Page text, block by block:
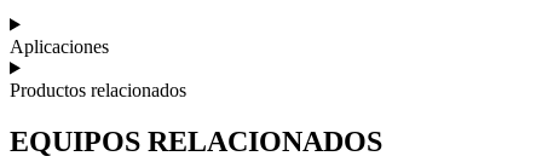
Aplicaciones
Productos relacionados
EQUIPOS RELACIONADOS